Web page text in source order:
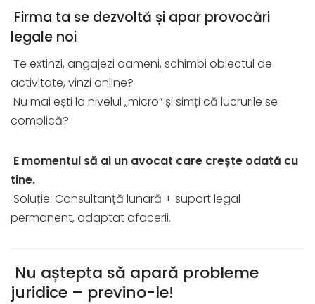
Firma ta se dezvoltă și apar provocări
legale noi
Te extinzi, angajezi oameni, schimbi obiectul de
activitate, vinzi online?
Nu mai ești la nivelul „micro” și simți că lucrurile se
complică?
E momentul să ai un avocat care crește odată cu
tine.
Soluție: Consultanță lunară + suport legal
permanent, adaptat afacerii.
Nu aștepta să apară probleme
juridice – previno-le!